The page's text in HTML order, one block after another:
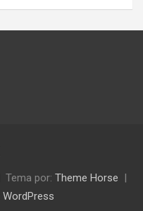
Tema por: Theme Horse
WordPress